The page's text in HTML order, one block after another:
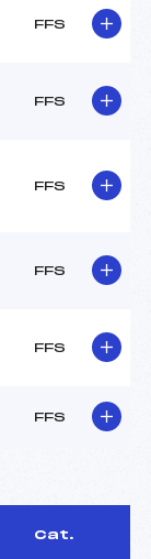
FFS
FFS
FFS
FFS
FFS
FFS
Cat.